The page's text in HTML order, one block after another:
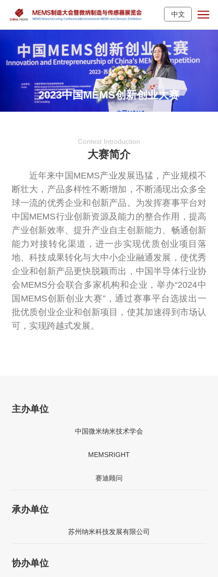
中文
2023中国MEMS创新创业大赛
Contest Introduction
大赛简介
近年来中国MEMS产业发展迅猛，产业规模不
断壮大，产品多样性不断增加，不断涌现出众多全
球一流的优秀企业和创新产品。为发挥赛事平台对
中国MEMS行业创新资源及能力的整合作用，提高
产业创新效率、提升产业自主创新能力、畅通创新
能力对接转化渠道，进一步实现优质创业项目落
地、科技成果转化与大中小企业融通发展，使优秀
企业和创新产品更快脱颖而出，中国半导体行业协
会MEMS分会联合多家机构和企业，举办“2024中
国MEMS创新创业大赛”，通过赛事平台选拔出一
批优质创业企业和创新项目，使其加速得到市场认
可，实现跨越式发展。
主办单位
中国微米纳米技术学会
MEMSRIGHT
赛迪顾问
承办单位
苏州纳米科技发展有限公司
协办单位